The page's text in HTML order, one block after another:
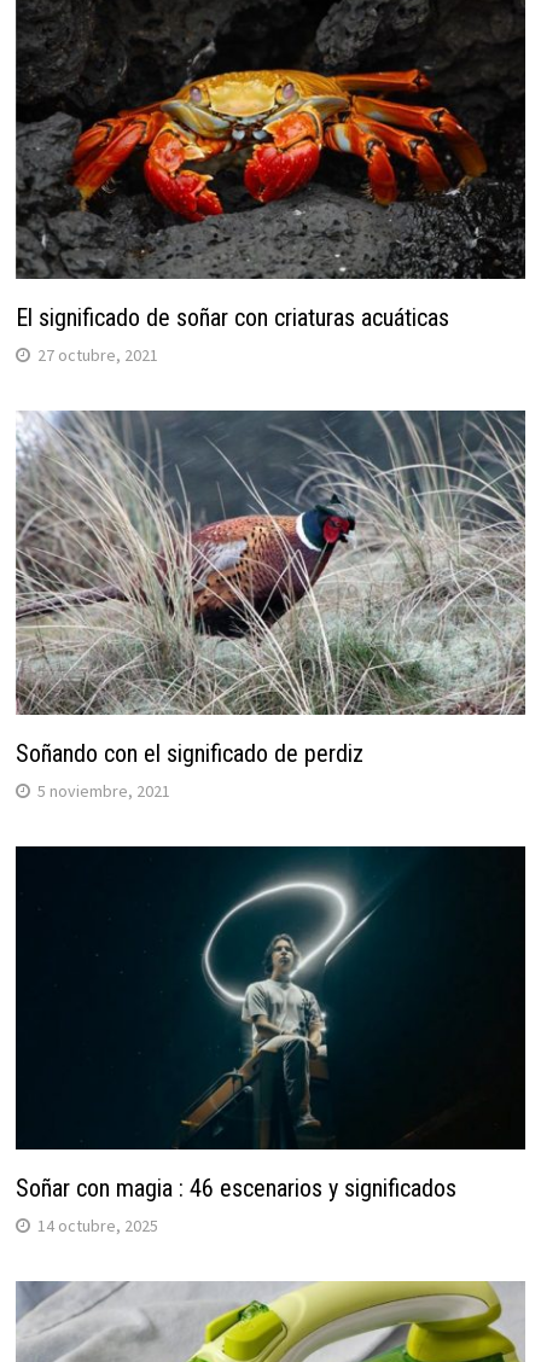
El significado de soñar con criaturas acuáticas
27 octubre, 2021
Soñando con el significado de perdiz
5 noviembre, 2021
Soñar con magia : 46 escenarios y significados
14 octubre, 2025